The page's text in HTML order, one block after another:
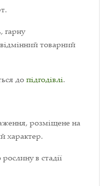
гарну
товарний
допідгодівлі.
розміщене на
характер.
в стадії